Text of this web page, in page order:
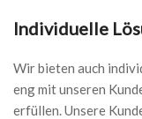
Individuelle
Wir bieten auch
eng mit unseren
erfüllen. Unsere